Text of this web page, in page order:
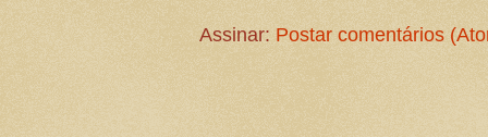
Assinar: Postar comentários